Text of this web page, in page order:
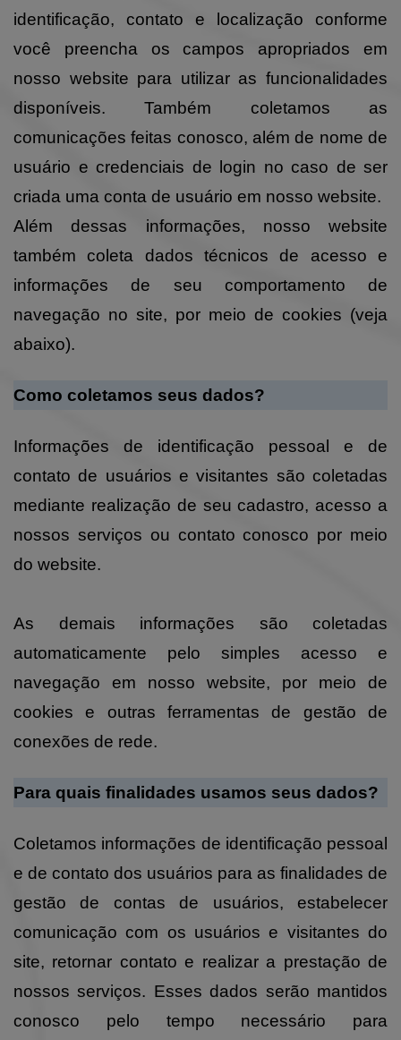
identificação, contato e localização conforme
você preencha os campos apropriados em
nosso website para utilizar as funcionalidades
disponíveis. Também coletamos as
comunicações feitas conosco, além de nome de
usuário e credenciais de login no caso de ser
criada uma conta de usuário em nosso website.
Além dessas informações, nosso website
também coleta dados técnicos de acesso e
informações de seu comportamento de
navegação no site, por meio de cookies (veja
abaixo).
Como coletamos seus dados?
Informações de identificação pessoal e de
contato de usuários e visitantes são coletadas
mediante realização de seu cadastro, acesso a
nossos serviços ou contato conosco por meio
do website.
As demais informações são coletadas
automaticamente pelo simples acesso e
navegação em nosso website, por meio de
cookies e outras ferramentas de gestão de
conexões de rede.
Para quais finalidades usamos seus dados?
Coletamos informações de identificação pessoal
e de contato dos usuários para as finalidades de
gestão de contas de usuários, estabelecer
comunicação com os usuários e visitantes do
site, retornar contato e realizar a prestação de
nossos serviços. Esses dados serão mantidos
conosco pelo tempo necessário para